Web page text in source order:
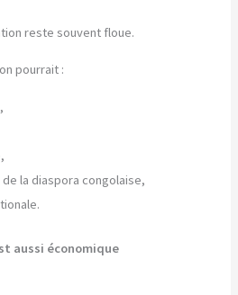
reste souvent floue.
pourrait :
la diaspora congolaise,
aussi économique